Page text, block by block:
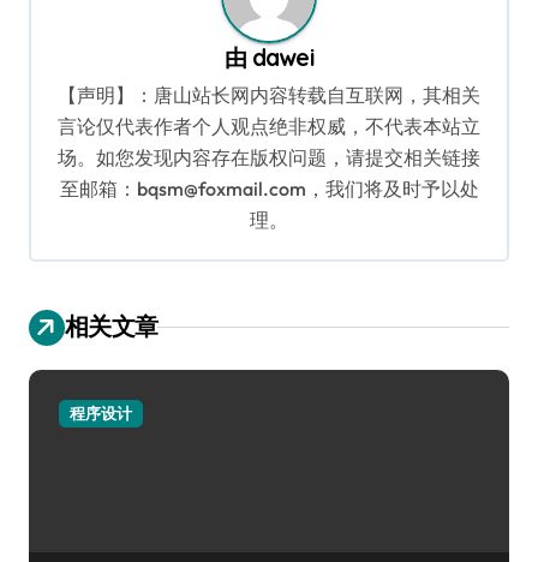
由 dawei
【声明】：唐山站长网内容转载自互联网，其相关
言论仅代表作者个人观点绝非权威，不代表本站立
场。如您发现内容存在版权问题，请提交相关链接
至邮箱：bqsm@foxmail.com，我们将及时予以处
理。
相关文章
程序设计